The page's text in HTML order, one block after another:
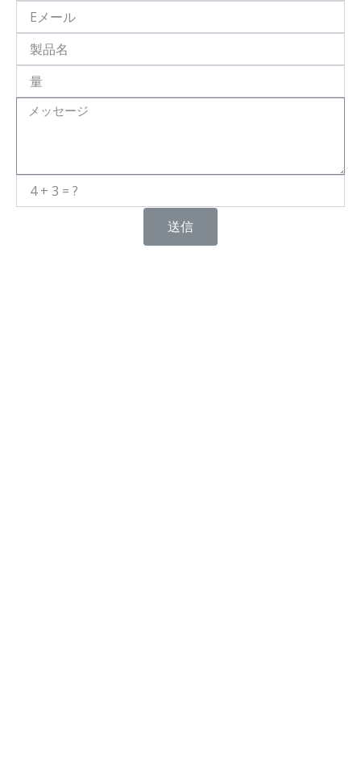
Tên
Sản
Phẩm
Lượng
Message
送信